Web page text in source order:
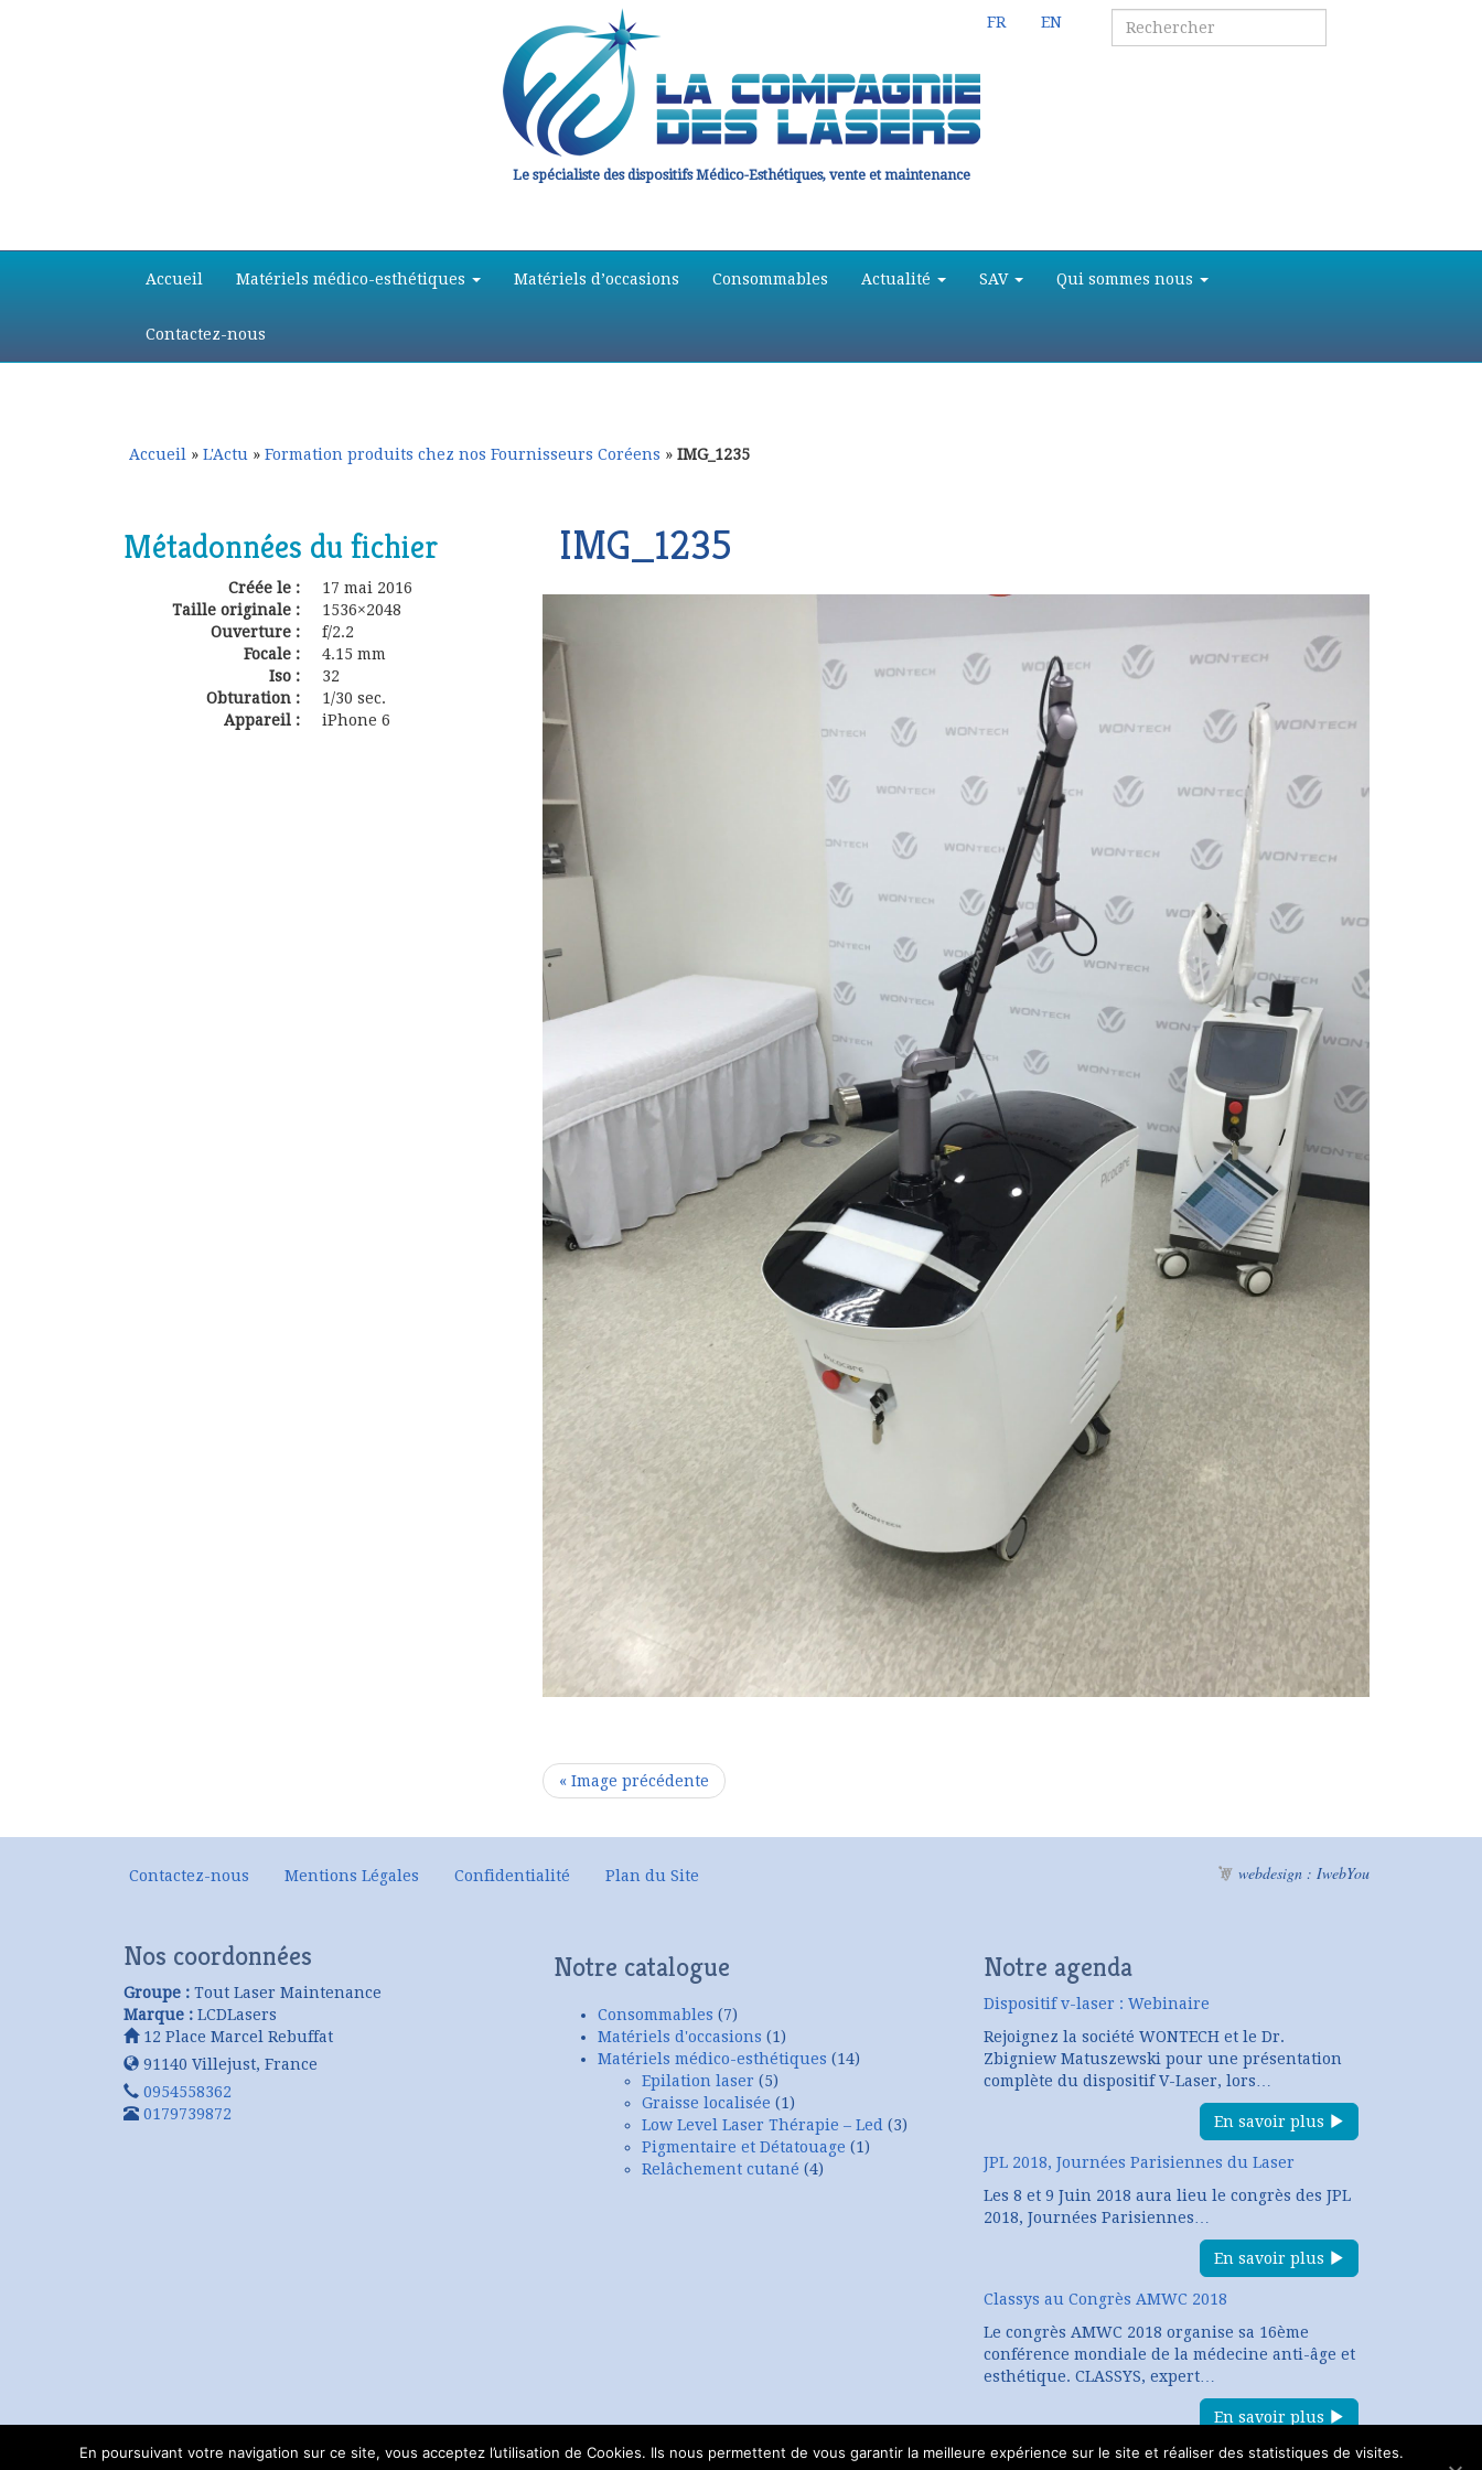
Le spécialiste des dispositifs Médico-Esthétiques, vente et maintenance
principal
secondaire
Accueil Matériels médico-esthétiques Matériels d’occasions Consommables Actualité SAV Qui sommes nous
Contactez-nous
FR EN
Accueil » L'Actu » Formation produits chez nos Fournisseurs Coréens » IMG_1235
IMG_1235
« Image précédente
Métadonnées du fichier
Créée le :
17 mai 2016
Taille originale :
1536×2048
Ouverture :
f/2.2
Focale :
4.15 mm
Iso :
32
Obturation :
1/30 sec.
Appareil :
iPhone 6
Contactez-nous Mentions Légales Confidentialité Plan du Site webdesign : IwebYou
Nos coordonnées
Groupe : Tout Laser Maintenance
Marque : LCDLasers
12 Place Marcel Rebuffat
91140 Villejust, France
0954558362
0179739872
Notre catalogue
Consommables (7)
Matériels d'occasions (1)
Matériels médico-esthétiques (14)
Epilation laser (5)
Graisse localisée (1)
Low Level Laser Thérapie – Led (3)
Pigmentaire et Détatouage (1)
Relâchement cutané (4)
Notre agenda
Dispositif v-laser : Webinaire
Rejoignez la société WONTECH et le Dr.
Zbigniew Matuszewski pour une présentation
complète du dispositif V-Laser, lors…
En savoir plus
JPL 2018, Journées Parisiennes du Laser
Les 8 et 9 Juin 2018 aura lieu le congrès des JPL
2018, Journées Parisiennes…
En savoir plus
Classys au Congrès AMWC 2018
Le congrès AMWC 2018 organise sa 16ème
conférence mondiale de la médecine anti-âge et
esthétique. CLASSYS, expert…
En savoir plus
En poursuivant votre navigation sur ce site, vous acceptez l’utilisation de Cookies. Ils nous permettent de vous garantir la meilleure expérience sur le site et réaliser des statistiques de visites.